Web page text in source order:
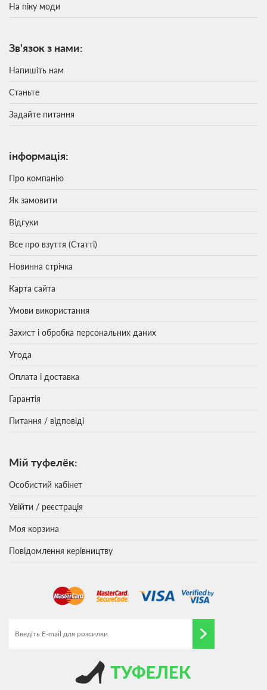
На піку моди
Зв'язок з нами:
Напишіть нам
Станьте
Задайте питання
інформація:
Про компанію
Як замовити
Відгуки
Все про взуття (Статті)
Новинна стрічка
Карта сайта
Умови використання
Захист і обробка персональних даних
Угода
Оплата і доставка
Гарантія
Питання / відповіді
Мій туфелёк:
Особистий кабінет
Увійти / реєстрація
Моя корзина
Повідомлення керівництву